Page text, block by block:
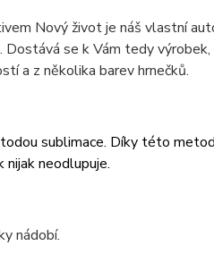
Nový život je náš vlastní
Dostává se k Vám tedy
a z několika barev hrnečků.
sublimace. Díky této
neodlupuje.
nádobí.